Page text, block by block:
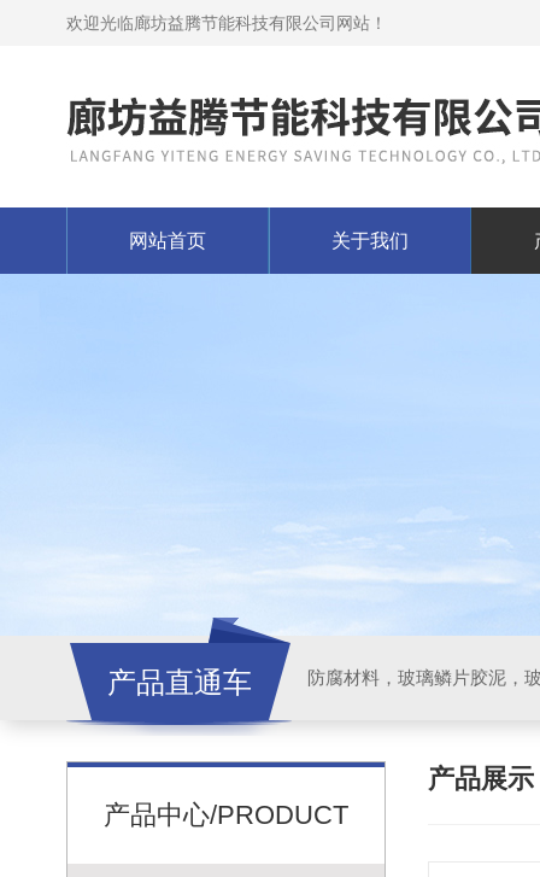
欢迎光临廊坊益腾节能科技有限公司网站！
网站首页 关于我们
产品直通车
产品中心/PRODUCT
产品展示